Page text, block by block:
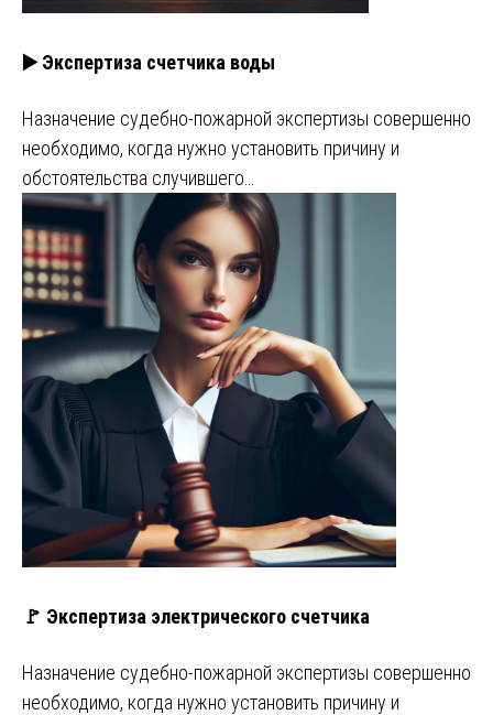
▶️ Экспертиза счетчика воды
Назначение судебно-пожарной экспертизы совершенно
необходимо, когда нужно установить причину и
обстоятельства случившего…
🚩 Экспертиза электрического счетчика
Назначение судебно-пожарной экспертизы совершенно
необходимо, когда нужно установить причину и